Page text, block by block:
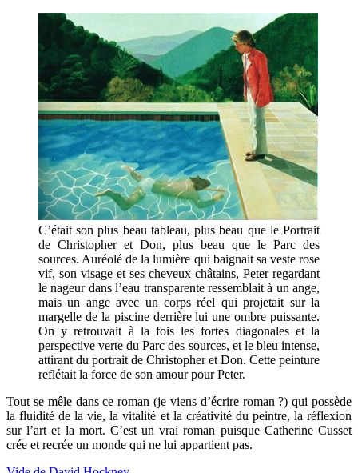
C’était son plus beau tableau, plus beau que le Portrait
de Christopher et Don, plus beau que le Parc des
sources. Auréolé de la lumière qui baignait sa veste rose
vif, son visage et ses cheveux châtains, Peter regardant
le nageur dans l’eau transparente ressemblait à un ange,
mais un ange avec un corps réel qui projetait sur la
margelle de la piscine derrière lui une ombre puissante.
On y retrouvait à la fois les fortes diagonales et la
perspective verte du Parc des sources, et le bleu intense,
attirant du portrait de Christopher et Don. Cette peinture
reflétait la force de son amour pour Peter.
Tout se mêle dans ce roman (je viens d’écrire roman ?) qui possède
la fluidité de la vie, la vitalité et la créativité du peintre, la réflexion
sur l’art et la mort. C’est un vrai roman puisque Catherine Cusset
crée et recrée un monde qui ne lui appartient pas.